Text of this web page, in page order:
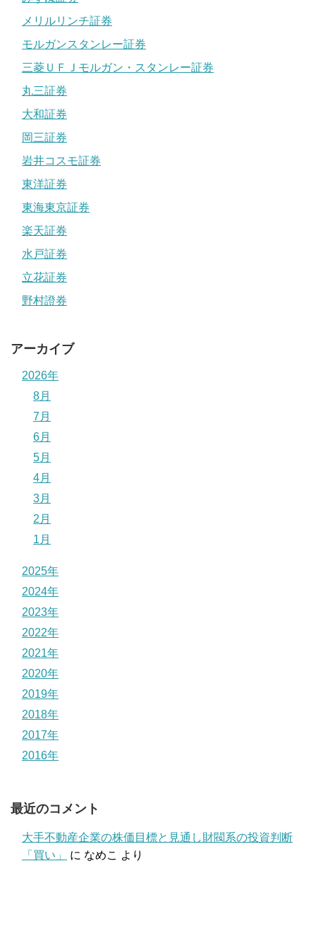
メリルリンチ証券
モルガンスタンレー証券
三菱ＵＦＪモルガン・スタンレー証券
丸三証券
大和証券
岡三証券
岩井コスモ証券
東洋証券
東海東京証券
楽天証券
水戸証券
立花証券
野村證券
アーカイブ
2026年
8月
7月
6月
5月
4月
3月
2月
1月
2025年
2024年
2023年
2022年
2021年
2020年
2019年
2018年
2017年
2016年
最近のコメント
大手不動産企業の株価目標と見通し財閥系の投資判断
「買い」
に なめこ より